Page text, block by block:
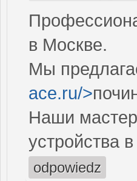
в Москве.
Мы
ace.ru/>
Наши
устройства
odpowiedz